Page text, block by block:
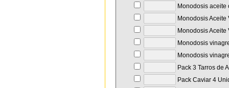
Monodosis aceite
Monodosis
Monodosis
Monodosis
Monodosis
Pack 3 Tarros de
Pack Caviar 4